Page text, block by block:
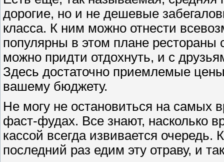
дорогие, но и не дешевые
класса. К ним можно отнести
популярны в этом плане рестораны
можно придти отдохнуть, и с
Здесь достаточно приемлемые
вашему бюджету.
Не могу не остановиться на самых
фаст-фудах. Все знают, насколько
кассой всегда извивается
последний раз едим эту отраву, и